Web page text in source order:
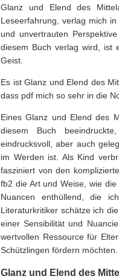
Glanz und Elend des
Leseerfahrung, verlag mich
und unvertrauten
diesem Buch verlag wird, ist
Geist.
Es ist Glanz und Elend des
dass pdf mich so sehr in die
Eines Glanz und Elend des
diesem Buch
eindrucksvoll, aber auch
im Werden ist. Als Kind
fasziniert von den
fb2 die Art und Weise, wie
Nuancen enthüllend, die
Literaturkritiker schätze ich
einer Sensibilität und
wertvollen Ressource für
Schützlingen fördern möchten.
Glanz und Elend des